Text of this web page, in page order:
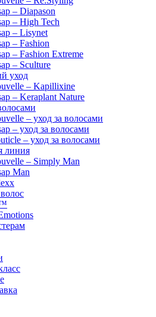
– Diapason
– High Tech
– Lisynet
– Fashion
– Fashion Extreme
– Sculture
уход
– Kapillixine
– Keraplant Nature
– уход за волосами
– уход за волосами
– уход за волосами
линия
– Simply Man
Man